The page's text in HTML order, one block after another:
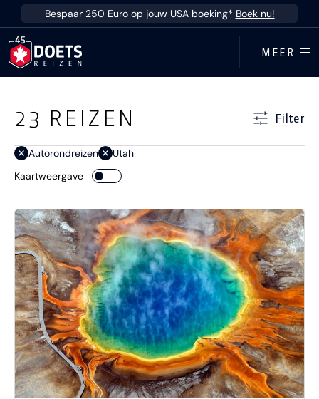
Ga direct naar inhoud
Bespaar 250 Euro op jouw USA boeking* Boek nu!
MEER
Ga direct naar resultaten
23 REIZEN Filter
Autorondreizen
Utah
Kaartweergave